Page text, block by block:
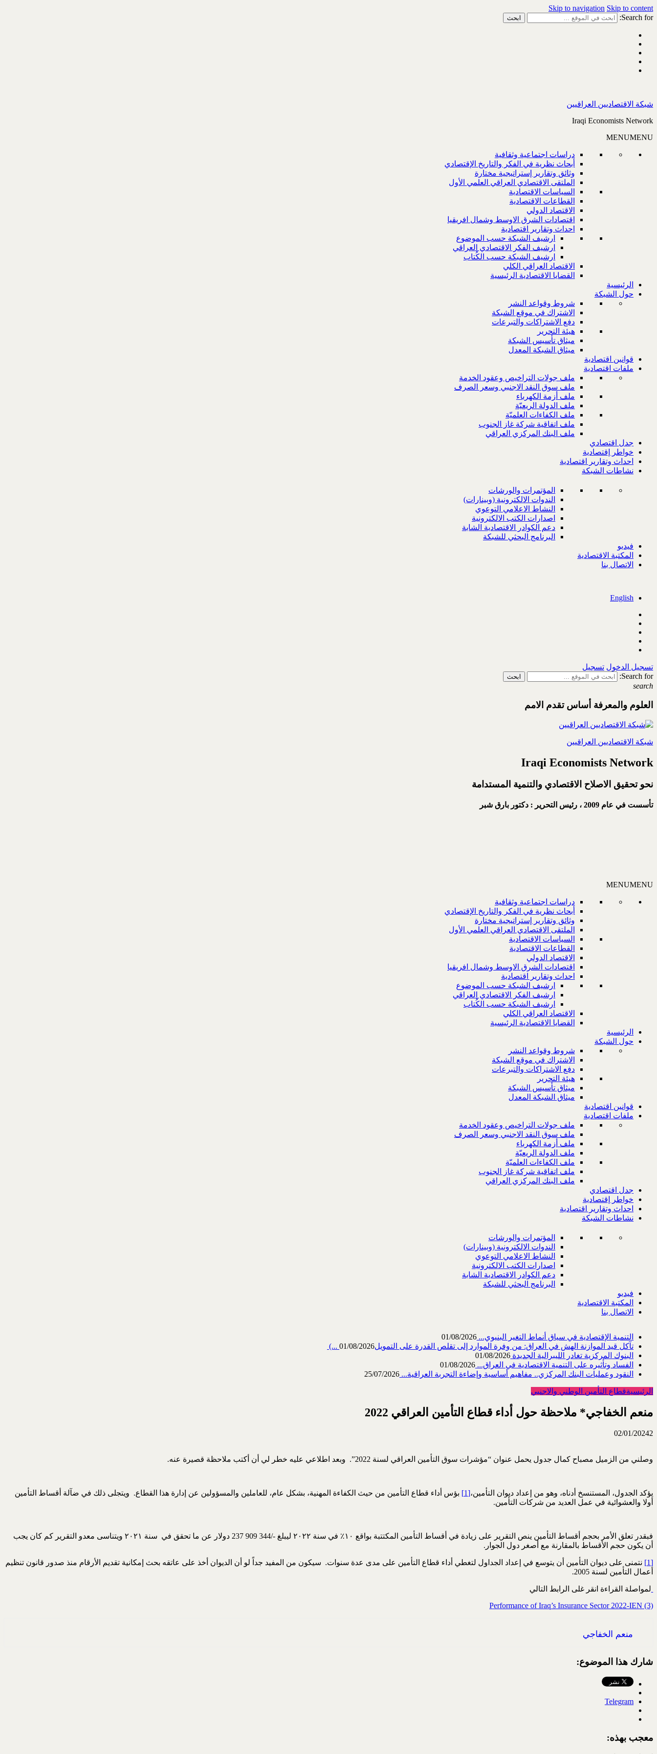
Skip to navigation Skip to content
Search for:
شبكة الاقتصاديين العراقيين
Iraqi Economists Network
MENUMENU
دراسات اجتماعية وثقافية
أبحاث نظرية في الفكر والتاريخ الإقتصادي
وثائق وتقارير إستراتيجية مختارة
الملتقى الاقتصادي العراقي العلمي الأول
السياسات الاقتصادية
القطاعات الاقتصادية
الاقتصاد الدولي
اقتصادات الشرق الاوسط وشمال افريقيا
احداث وتقارير اقتصادية
ارشيف الشبكة حسب الموضوع
ارشيف الفكر الاقتصادي العراقي
ارشيف الشبكة حسب الكُتاب
الاقتصاد العراقي الكلي
القضايا الاقتصادية الرئيسية
الرئيسية
حول الشبكة
شروط وقواعد النشر
الاشتراك في موقع الشبكة
دفع الاشتراكات والتبرعات
هيئة التحرير
ميثاق تأسيس الشبكة
ميثاق الشبكة المعدل
قوانين اقتصادية
ملفات اقتصادية
ملف جولات التراخيص وعقود الخدمة
ملف سوق النقد الاجنبي وسعر الصرف
ملف أزمة الكهرباء
ملف الدولة الريعيّة
ملف الكفاءات العلميّة
ملف اتفاقية شركة غاز الجنوب
ملف البنك المركزي العراقي
جدل اقتصادي
خواطر إقتصادية
احداث وتقارير اقتصادية
نشاطات الشبكة
المؤتمرات والورشات
الندوات الالكترونية (وبينارات)
النشاط الاعلامي التوعوي
اصدارات الكتب الالكترونية
دعم الكوادر الاقتصادية الشابة
البرنامج البحثي للشبكة
فيديو
المكتبة الاقتصادية
الاتصال بنا
English
تسجيل الدخول تسجيل
Search for:
search
العلوم والمعرفة أساس تقدم الامم
شبكة الاقتصاديين العراقيين
Iraqi Economists Network
نحو تحقيق الاصلاح الاقتصادي والتنمية المستدامة
تأسست في عام 2009 ، رئيس التحرير : دكتور بارق شبر
MENUMENU
دراسات اجتماعية وثقافية
أبحاث نظرية في الفكر والتاريخ الإقتصادي
وثائق وتقارير إستراتيجية مختارة
الملتقى الاقتصادي العراقي العلمي الأول
السياسات الاقتصادية
القطاعات الاقتصادية
الاقتصاد الدولي
اقتصادات الشرق الاوسط وشمال افريقيا
احداث وتقارير اقتصادية
ارشيف الشبكة حسب الموضوع
ارشيف الفكر الاقتصادي العراقي
ارشيف الشبكة حسب الكُتاب
الاقتصاد العراقي الكلي
القضايا الاقتصادية الرئيسية
الرئيسية
حول الشبكة
شروط وقواعد النشر
الاشتراك في موقع الشبكة
دفع الاشتراكات والتبرعات
هيئة التحرير
ميثاق تأسيس الشبكة
ميثاق الشبكة المعدل
قوانين اقتصادية
ملفات اقتصادية
ملف جولات التراخيص وعقود الخدمة
ملف سوق النقد الاجنبي وسعر الصرف
ملف أزمة الكهرباء
ملف الدولة الريعيّة
ملف الكفاءات العلميّة
ملف اتفاقية شركة غاز الجنوب
ملف البنك المركزي العراقي
جدل اقتصادي
خواطر إقتصادية
احداث وتقارير اقتصادية
نشاطات الشبكة
المؤتمرات والورشات
الندوات الالكترونية (وبينارات)
النشاط الاعلامي التوعوي
اصدارات الكتب الالكترونية
دعم الكوادر الاقتصادية الشابة
البرنامج البحثي للشبكة
فيديو
المكتبة الاقتصادية
الاتصال بنا
التنمية الإقتصادية في سياق أنماط التغير البنيوي... 01/08/2026
تآكل قيد الموازنة الهش في العراق: من وفرة الموارد إلى تقلص القدرة على التمويل‎ (...01/08/2026
البنوك المركزية تغادر الليبرالية الجديدة 01/08/2026
الفساد وتأثيره على التنمية الاقتصادية في العراق... 01/08/2026
النقود وعمليات البنك المركزي.. مفاهيم أساسية وإضاءة التجربة العراقية... 25/07/2026
الرئيسيةقطاع التأمين الوطني والاجنبي
منعم الخفاجي* ملاحظة حول أداء قطاع التأمين العراقي 2022
02/01/20242
وصلني من الزميل مصباح كمال جدول يحمل عنوان “مؤشرات سوق التأمين العراقي لسنة 2022”. وبعد اطلاعي عليه خطر لي أن أكتب ملاحظة قصيرة عنه.
يؤكد الجدول، المستنسخ أدناه، وهو من إعداد ديوان التأمين،[1]
بؤس أداء قطاع التأمين من حيث الكفاءة المهنية، بشكل عام، للعاملين والمسؤولين عن إدارة هذا القطاع. ويتجلى ذلك في ضآلة أقساط التأمين
أولا والعشوائية في عمل العديد من شركات التأمين.
فبقدر تعلق الأمر بحجم أقساط التأمين ينص التقرير على زيادة في أقساط التأمين المكتتبة بواقع ١٠٪ في سنة ٢٠٢٢ ليبلغ -/344 909 237 دولار عن ما تحقق في سنة ٢٠٢١ ويتناسى معدو التقرير كم كان يجب
أن يكون حجم الأقساط بالمقارنة مع أصغر دول الجوار.
[1]
نتمنى على ديوان التأمين أن يتوسع في إعداد الجداول لتغطي أداء قطاع التأمين على مدى عدة سنوات. سيكون من المفيد جداً لو أن الديوان أخذ على عاتقه بحث إمكانية تقديم الأرقام منذ صدور قانون تنظيم
أعمال التأمين لسنة 2005.
لمواصلة القراءة انقر غلى الرابط التالي
Performance of Iraq’s Insurance Sector 2022-IEN (3)
منعم الخفاجي
شارك هذا الموضوع:
Telegram
معجب بهذه: